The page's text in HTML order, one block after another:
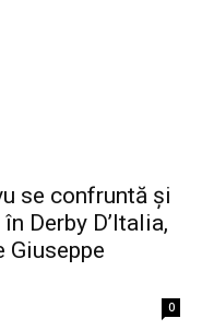
se confruntă și
Derby D’Italia,
Giuseppe
0